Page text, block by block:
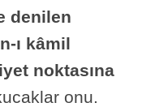
denilen
ı kâmil
noktasına
onu.